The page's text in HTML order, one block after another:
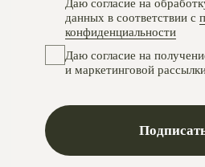
Instagram
проект Meta Platforms, деятельность в РФ запрещена